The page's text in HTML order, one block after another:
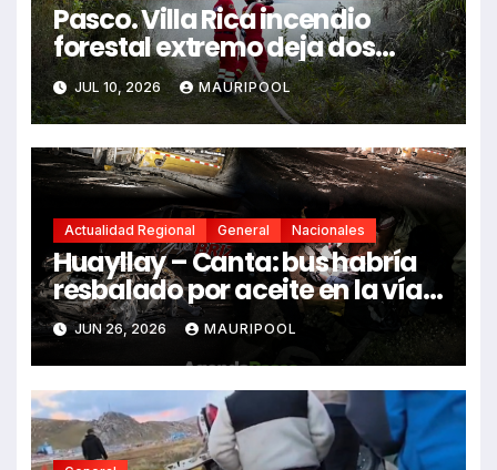
Pasco. Villa Rica incendio
forestal extremo deja dos
fallecidos y heridos
JUL 10, 2026 MAURIPOOL
Actualidad Regional General Nacionales
Huayllay – Canta: bus habría
resbalado por aceite en la vía e
impactó auto siniestrado
dejando dos fallecidos
JUN 26, 2026 MAURIPOOL